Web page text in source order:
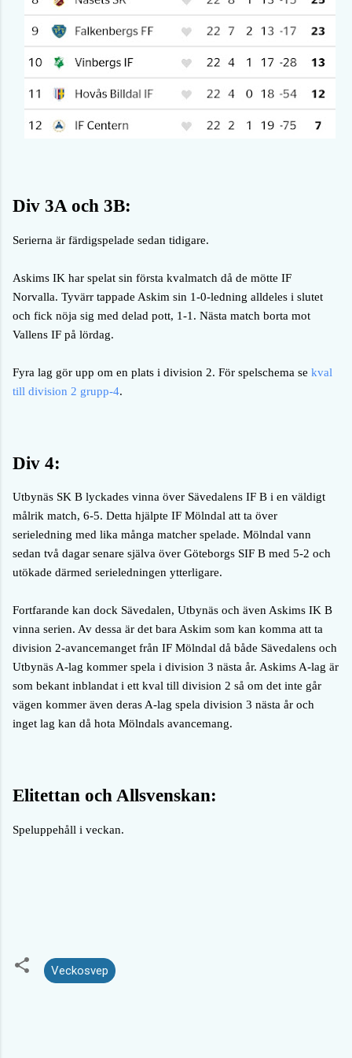
Div 3A och 3B:
Serierna är färdigspelade sedan tidigare.
Askims IK har spelat sin första kvalmatch då de mötte IF
Norvalla. Tyvärr tappade Askim sin 1-0-ledning alldeles i slutet
och fick nöja sig med delad pott, 1-1. Nästa match borta mot
Vallens IF på lördag.
Fyra lag gör upp om en plats i division 2. För spelschema se kval
till division 2 grupp-4.
Div 4:
Utbynäs SK B lyckades vinna över Sävedalens IF B i en väldigt
målrik match, 6-5. Detta hjälpte IF Mölndal att ta över
serieledning med lika många matcher spelade. Mölndal vann
sedan två dagar senare själva över Göteborgs SIF B med 5-2 och
utökade därmed serieledningen ytterligare.
Fortfarande kan dock Sävedalen, Utbynäs och även Askims IK B
vinna serien. Av dessa är det bara Askim som kan komma att ta
division 2-avancemanget från IF Mölndal då både Sävedalens och
Utbynäs A-lag kommer spela i division 3 nästa år. Askims A-lag är
som bekant inblandat i ett kval till division 2 så om det inte går
vägen kommer även deras A-lag spela division 3 nästa år och
inget lag kan då hota Mölndals avancemang.
Elitettan och Allsvenskan:
Speluppehåll i veckan.
Veckosvep